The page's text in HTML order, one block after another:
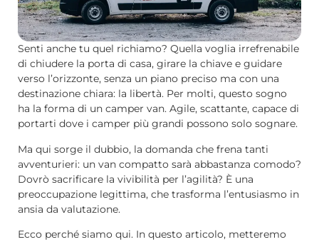
Senti anche tu quel richiamo? Quella voglia irrefrenabile
di chiudere la porta di casa, girare la chiave e guidare
verso l’orizzonte, senza un piano preciso ma con una
destinazione chiara: la libertà. Per molti, questo sogno
ha la forma di un camper van. Agile, scattante, capace di
portarti dove i camper più grandi possono solo sognare.
Ma qui sorge il dubbio, la domanda che frena tanti
avventurieri: un van compatto sarà abbastanza comodo?
Dovrò sacrificare la vivibilità per l’agilità? È una
preoccupazione legittima, che trasforma l’entusiasmo in
ansia da valutazione.
Ecco perché siamo qui. In questo articolo, metteremo